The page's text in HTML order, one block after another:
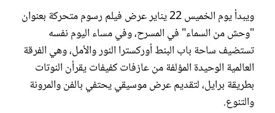
ويبدأ يوم الخميس 22 يناير عرض فيلم رسوم متحركة بعنوان
"وحش من السماء" في المسرح، وفي مساء اليوم نفسه
تستضيف ساحة باب البنط أوركسترا النور والأمل، وهي الفرقة
العالمية الوحيدة المؤلفة من عازفات كفيفات يقرأن النوتات
بطريقة برايل، لتقديم عرض موسيقي يحتفي بالفن والمرونة
والتنوع.